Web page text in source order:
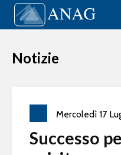
Vai al contenuto
Main
Notizie
Mercoledì 17
Successo